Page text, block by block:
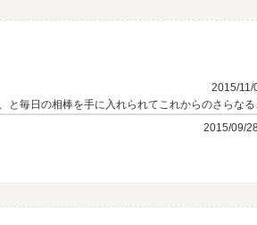
2015/11/
毎日の相棒を手に入れられてこれからのさらなる
不明な点があればご遠慮なくおっしゃって下さい
2015/09/